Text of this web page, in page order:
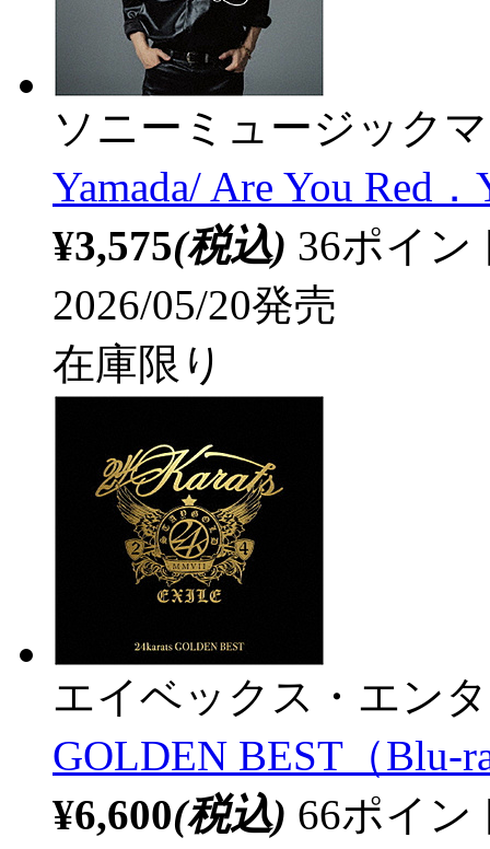
ソニーミュージック
Yamada/ Are You Red
¥3,575(税込) 36ポイ
2026/05/20発売
在庫限り
エイベックス・エン
GOLDEN BEST（Blu-
¥6,600(税込) 66ポイ